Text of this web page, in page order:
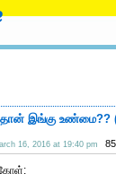
இங்கு உண்மை??
16, 2016 at 19:40 pm